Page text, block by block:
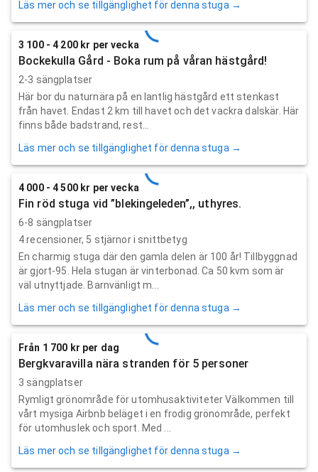
Läs mer och se tillgänglighet för denna stuga →
3 100 - 4 200 kr per vecka
Bockekulla Gård - Boka rum på våran hästgård!
2-3 sängplatser
Här bor du naturnära på en lantlig hästgård ett stenkast
från havet. Endast 2 km till havet och det vackra dalskär. Här
finns både badstrand, rest...
Läs mer och se tillgänglighet för denna stuga →
4 000 - 4 500 kr per vecka
Fin röd stuga vid ”blekingeleden”,, uthyres.
6-8 sängplatser
4recensioner, 5 stjärnor i snittbetyg
En charmig stuga där den gamla delen är 100 år! Tillbyggnad
är gjort-95. Hela stugan är vinterbonad. Ca 50 kvm som är
väl utnyttjade. Barnvänligt m...
Läs mer och se tillgänglighet för denna stuga →
Från 1 700 kr per dag
Bergkvaravilla nära stranden för 5 personer
3 sängplatser
Rymligt grönområde för utomhusaktiviteter Välkommen till
vårt mysiga Airbnb beläget i en frodig grönområde, perfekt
för utomhuslek och sport. Med ...
Läs mer och se tillgänglighet för denna stuga →